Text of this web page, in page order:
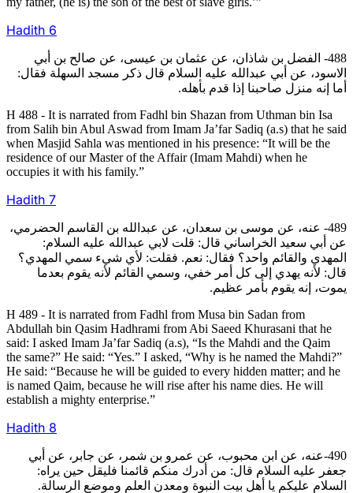
Hadith 6
488- الفضل بن شاذان، عن عثمان بن عيسى، عن صالح بن أبي
الاسود، عن أبي عبدالله عليه السلام قال ذكر مسجد السهلة فقال:
أما إنه منزل صاحبنا إذا قدم بأهله.
H 488 - It is narrated from Fadhl bin Shazan from Uthman bin Isa
from Salih bin Abul Aswad from Imam Ja’far Sadiq (a.s) that he said
when Masjid Sahla was mentioned in his presence: “It will be the
residence of our Master of the Affair (Imam Mahdi) when he
occupies it with his family.”
Hadith 7
489- عنه، عن موسى بن سعدان، عن عبدالله بن القاسم الحضرمي،
عن أبي سعيد الخراساني قال: قلت لابي عبدالله عليه السلام:
المهدي والقائم واحد؟ فقال: نعم. فقلت: لأي شيء سمي المهدي؟
قال: لأنه يهدي إلى كل أمر خفي، وسمي القائم لأنه يقوم بعدما
يموت، إنه يقوم بأمر عظيم.
H 489 - It is narrated from Fadhl from Musa bin Sadan from
Abdullah bin Qasim Hadhrami from Abi Saeed Khurasani that he
said: I asked Imam Ja’far Sadiq (a.s), “Is the Mahdi and the Qaim
the same?” He said: “Yes.” I asked, “Why is he named the Mahdi?”
He said: “Because he will be guided to every hidden matter; and he
is named Qaim, because he will rise after his name dies. He will
establish a mighty enterprise.”
Hadith 8
490-عنه، عن ابن محبوب، عن عمرو بن شمر، عن جابر، عن أبي
جعفر عليه السلام قال: من أدرك منكم قائمنا فليقل حين يراه:
السلام عليكم يا أهل بيت النبوة ومعدن العلم وموضع الرسالة.